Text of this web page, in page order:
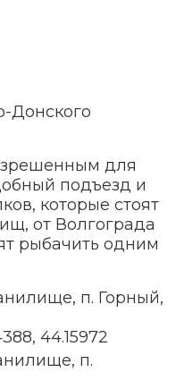
для
подъезд и
которые стоят
от Волгограда
рыбачить одним
п. Горный,
44.15972
п.